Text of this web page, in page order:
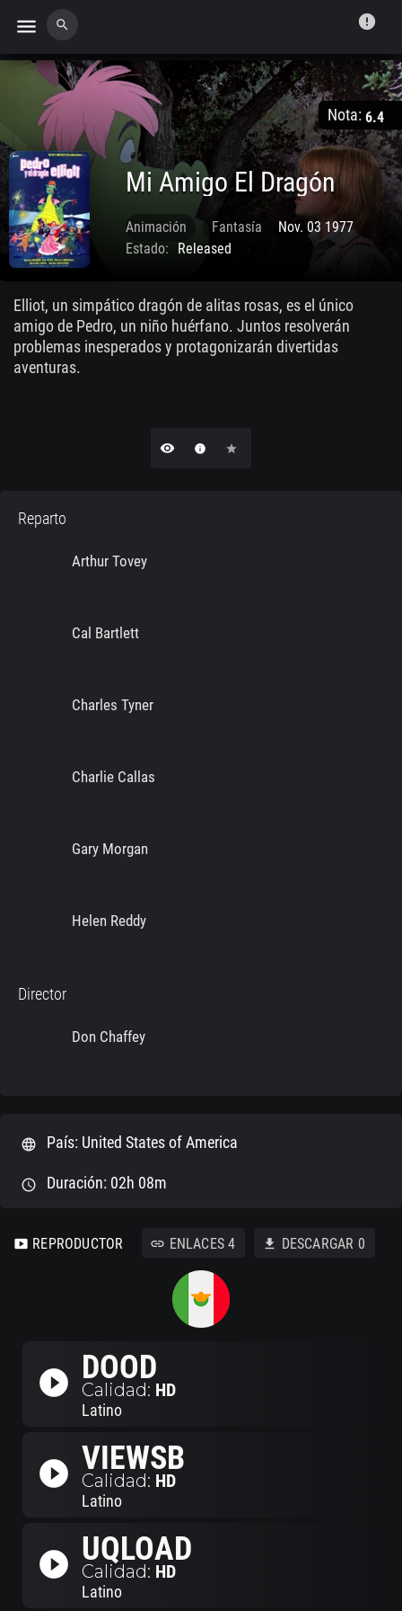
menu search error
Nota: 6.4
Mi Amigo El Dragón
Animación Fantasía
Nov. 03 1977
Estado:
Released
Elliot, un simpático dragón de alitas rosas, es el único
amigo de Pedro, un niño huérfano. Juntos resolverán
problemas inesperados y protagonizarán divertidas
aventuras.
remove_red_eye info star
Reparto
Arthur Tovey
Cal Bartlett
Charles Tyner
Charlie Callas
Gary Morgan
Helen Reddy
Director
Don Chaffey
language País: United States of America
schedule Duración: 02h 08m
smart_display REPRODUCTOR link ENLACES4 download DESCARGAR 0
play_circle_filled DOOD
Calidad: HD
Latino
play_circle_filled VIEWSB
Calidad: HD
Latino
play_circle_filled UQLOAD
Calidad: HD
Latino